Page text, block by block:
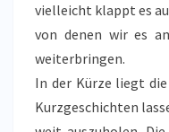
vielleicht klappt es
von denen wir es
weiterbringen.
In der Kürze liegt
Kurzgeschichten